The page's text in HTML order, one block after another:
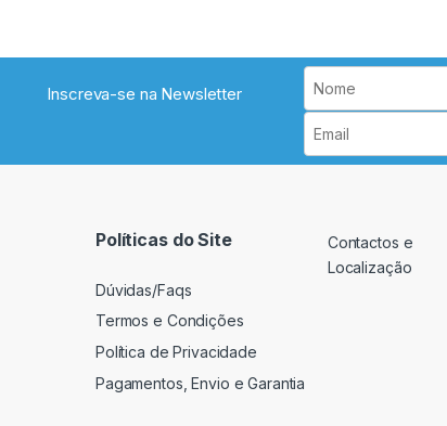
Inscreva-se na Newsletter
Políticas do Site
Dúvidas/Faqs
Termos e Condições
Política de Privacidade
Pagamentos, Envio e Garantia
Contactos e
Localização